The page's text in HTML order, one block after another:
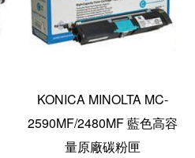
KONICA MINOLTA MC-
2590MF/2480MF 藍色高容
量原廠碳粉匣